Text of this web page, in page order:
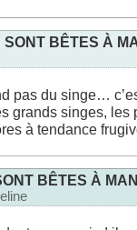
BÊTES À
pas du singe…
grands singes, les
à tendance
BÊTES À